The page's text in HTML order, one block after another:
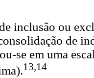
inclusão ou
de
se em uma
13,14